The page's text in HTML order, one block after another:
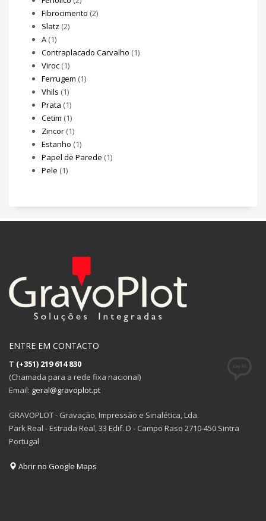
Fibrocimento (2)
Slatz (2)
A (1)
Contraplacado Carvalho (1)
Viroc (1)
Ferrugem (1)
Vhils (1)
Prata (1)
Cetim (1)
Zincor (1)
Estanho (1)
Papel de Parede (1)
Pele (1)
ENTRE EM CONTACTO
T (+351) 219 614 830
(Chamada para a rede fixa nacional)
Email: geral@gravoplot.pt
GRAVOPLOT - Gravação, Impressão e Sinalética, Lda.
Park Real - Estrada Real, 33 Edif. D - Campo Raso 2710-450 Sintra
Portugal
Abrir no Google Maps